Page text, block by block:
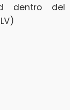
dentro del